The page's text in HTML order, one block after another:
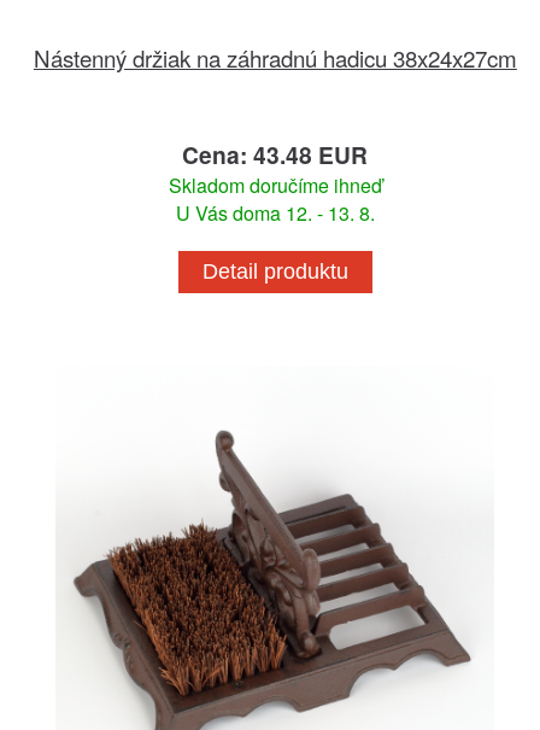
Nástenný držiak na záhradnú hadicu 38x24x27cm
Cena: 43.48 EUR
Skladom doručíme ihneď
U Vás doma 12. - 13. 8.
Detail produktu